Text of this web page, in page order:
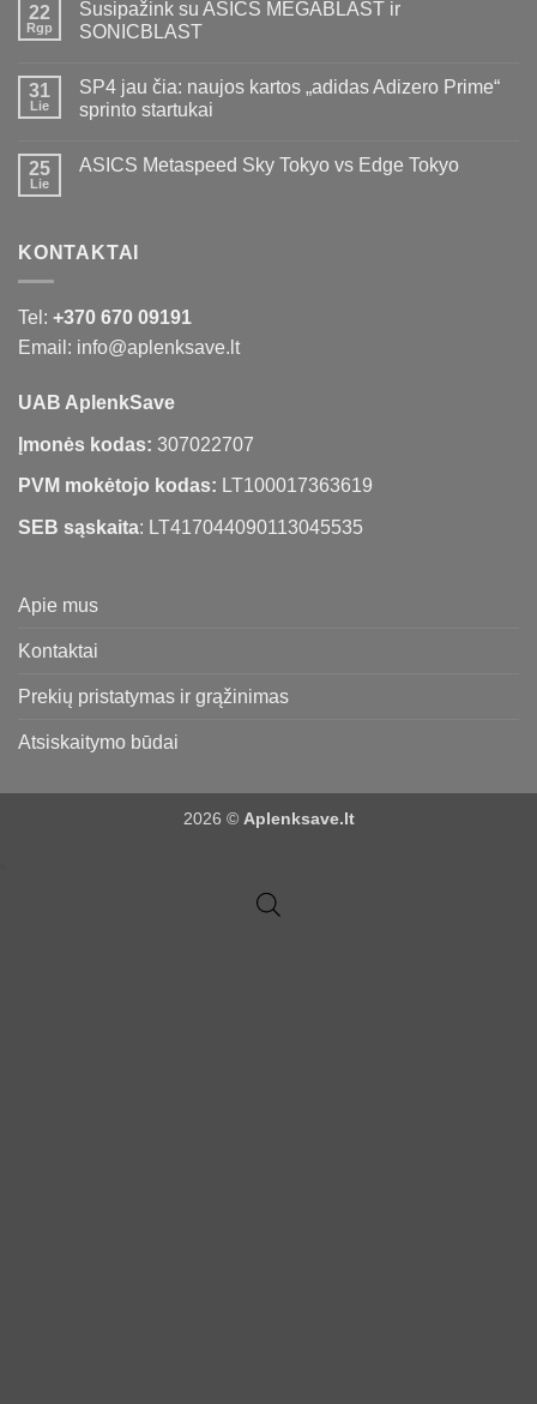
22
Rgp
Susipažink su ASICS MEGABLAST ir
SONICBLAST
31
Lie
SP4 jau čia: naujos kartos „adidas Adizero Prime“
sprinto startukai
25
Lie
ASICS Metaspeed Sky Tokyo vs Edge Tokyo
KONTAKTAI
Tel: +370 670 09191
Email: info@aplenksave.lt
UAB AplenkSave
Įmonės kodas: 307022707
PVM mokėtojo kodas: LT100017363619
SEB sąskaita: LT417044090113045535
Apie mus
Kontaktai
Prekių pristatymas ir grąžinimas
Atsiskaitymo būdai
2026 © Aplenksave.lt